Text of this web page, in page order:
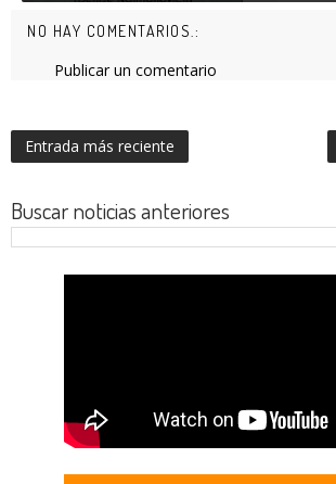
NO HAY COMENTARIOS.:
Publicar un comentario
Entrada más reciente
Buscar noticias anteriores